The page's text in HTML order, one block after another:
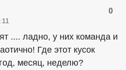
0
.... ладно, у них команда и
Где этот кусок
месяц, неделю?